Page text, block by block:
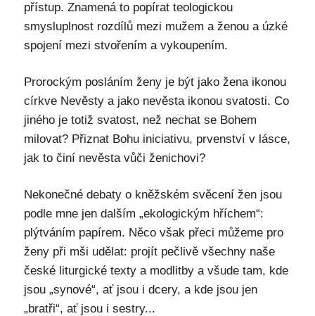
přístup. Znamená to popírat teologickou
smysluplnost rozdílů mezi mužem a ženou a úzké
spojení mezi stvořením a vykoupením.
Prorockým posláním ženy je být jako žena ikonou
církve Nevěsty a jako nevěsta ikonou svatosti. Co
jiného je totiž svatost, než nechat se Bohem
milovat? Přiznat Bohu iniciativu, prvenství v lásce,
jak to činí nevěsta vůči ženichovi?
Nekonečné debaty o kněžském svěcení žen jsou
podle mne jen dalším „ekologickým hříchem“:
plýtváním papírem. Něco však přeci můžeme pro
ženy při mši udělat: projít pečlivě všechny naše
české liturgické texty a modlitby a všude tam, kde
jsou „synové“, ať jsou i dcery, a kde jsou jen
„bratři“, ať jsou i sestry...